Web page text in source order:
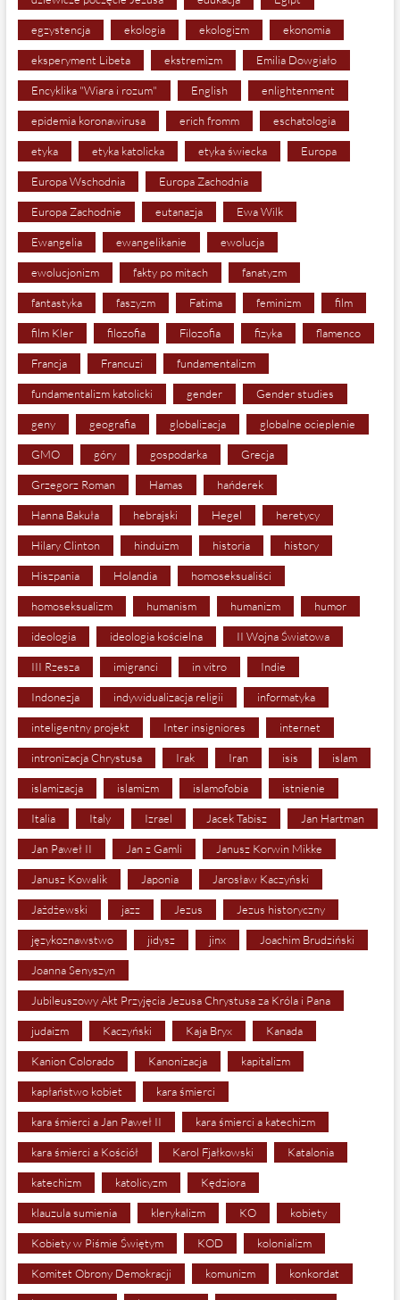
egzystencja ekologia ekologizm ekonomia
eksperyment Libeta ekstremizm Emilia Dowgiało
Encyklika "Wiara i rozum" English enlightenment
epidemia koronawirusa erich fromm eschatologia
etyka etyka katolicka etyka świecka Europa
Europa Wschodnia Europa Zachodnia
Europa Zachodnie eutanazja Ewa Wilk
Ewangelia ewangelikanie ewolucja
ewolucjonizm fakty po mitach fanatyzm
fantastyka faszyzm Fatima feminizm film
film Kler filozofia Filozofia fizyka flamenco
Francja Francuzi fundamentalizm
fundamentalizm katolicki gender Gender studies
geny geografia globalizacja globalne ocieplenie
GMO góry gospodarka Grecja
Grzegorz Roman Hamas hańderek
Hanna Bakuła hebrajski Hegel heretycy
Hilary Clinton hinduizm historia history
Hiszpania Holandia homoseksualiści
homoseksualizm humanism humanizm humor
ideologia ideologia kościelna II Wojna Światowa
III Rzesza imigranci in vitro Indie
Indonezja indywidualizacja religii informatyka
inteligentny projekt Inter insigniores internet
intronizacja Chrystusa Irak Iran isis islam
islamizacja islamizm islamofobia istnienie
Italia Italy Izrael Jacek Tabisz Jan Hartman
Jan Paweł II Jan z Gamli Janusz Korwin Mikke
Janusz Kowalik Japonia Jarosław Kaczyński
Jażdżewski jazz Jezus Jezus historyczny
językoznawstwo jidysz jinx Joachim Brudziński
Joanna Senyszyn
Jubileuszowy Akt Przyjęcia Jezusa Chrystusa za Króla i Pana
judaizm Kaczyński Kaja Bryx Kanada
Kanion Colorado Kanonizacja kapitalizm
kapłaństwo kobiet kara śmierci
kara śmierci a Jan Paweł II kara śmierci a katechizm
kara śmierci a Kościół Karol Fjałkowski Katalonia
katechizm katolicyzm Kędziora
klauzula sumienia klerykalizm KO kobiety
Kobiety w Piśmie Świętym KOD kolonializm
Komitet Obrony Demokracji komunizm konkordat